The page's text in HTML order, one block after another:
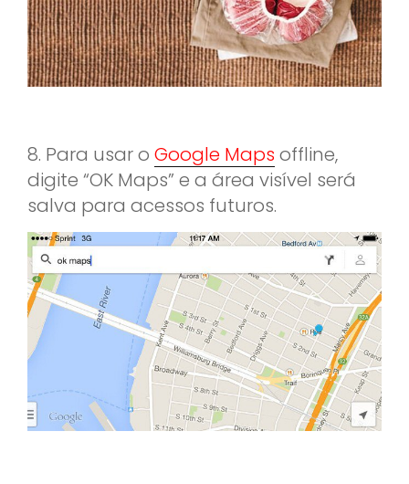
8. Para usar o Google Maps offline,
digite “OK Maps” e a área visível será
salva para acessos futuros.